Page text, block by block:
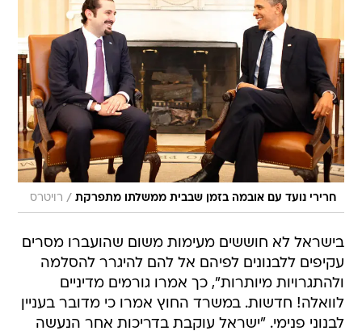
חרירי נועד עם אובמה בזמן שבבית ממשלתו מתפרקת / רויטרס
בישראל לא חוששים מעימות משום שהועברו מסרים
עקיפים ללבנונים לפיהם אל להם להיגרר להסלמה
ולהתגרויות מיותרות", כך אמרו גורמים מדיניים
לוואלה! חדשות. במשרד החוץ אמרו כי מדובר בעניין
לבנוני פנימי. "ישראל עוקבת בדריכות אחר הנעשה